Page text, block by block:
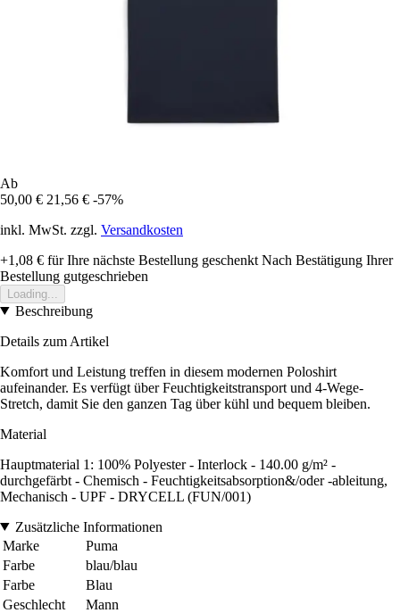
Ab
50,00 € 21,56 € -57%
inkl. MwSt. zzgl. Versandkosten
+1,08 € für Ihre nächste Bestellung geschenkt Nach Bestätigung Ihrer
Bestellung gutgeschrieben
Loading...
Beschreibung
Details zum Artikel
Komfort und Leistung treffen in diesem modernen Poloshirt
aufeinander. Es verfügt über Feuchtigkeitstransport und 4-Wege-
Stretch, damit Sie den ganzen Tag über kühl und bequem bleiben.
Material
Hauptmaterial 1: 100% Polyester - Interlock - 140.00 g/m² -
durchgefärbt - Chemisch - Feuchtigkeitsabsorption&/oder -ableitung,
Mechanisch - UPF - DRYCELL (FUN/001)
Zusätzliche Informationen
Marke
Puma
Farbe
blau/blau
Farbe
Blau
Geschlecht
Mann